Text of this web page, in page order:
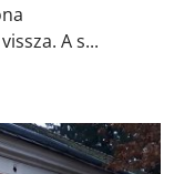
A s...